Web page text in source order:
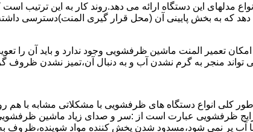
مدلهای این دستگاه ارائه می دهد.روند کار به این ترتیب است
به بخش پایینی آن (محل قرار گیری المنت)دسترسی داشته
تعمیر المنت ماشین ظرفشویی وجود ندارد و باید آن را
تواند منجر به گرم نشدن آب و به دنبال آن،تمیز نشدن ظروف
کلی انواع دستگاه های ظرفشویی با مشکلاتی مشابه با هم
ظرفشویی عبارت است از :سر و صدای زیاد ماشین
آب پر نمی شود،مسدود شدن پخش کننده مواد